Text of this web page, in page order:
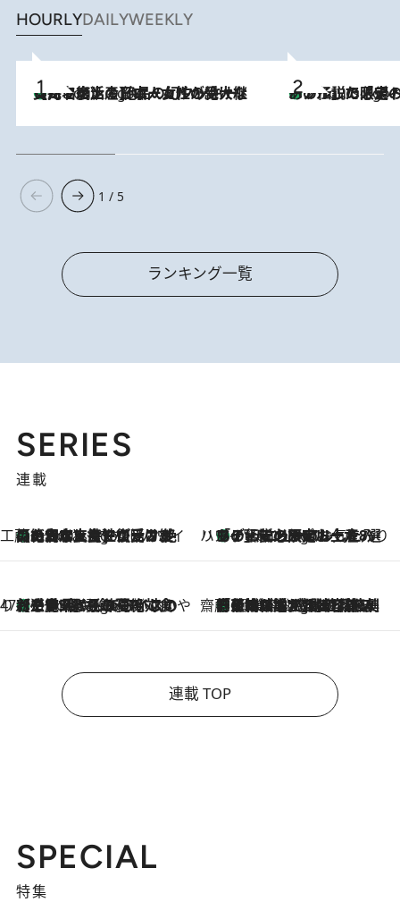
HOURLYDAILYWEEKLY
2 Hours Ago
【ハワイ土産】ローカルの絶大な支持で復活！ 絶品の幻クッキー《元ファンの日本人女性が受け継いだ名店》 2 Hours Ago
あの伝説の限定トートも！ リニューアルした「ディーン
1 / 5
ランキング一覧
SERIES
連載
工藤まやのおもてなしハワイ
2 Hours Ago
【ハワイ土産】ローカルの絶大な支持で復活！ 絶品の幻クッキー《元ファンの日本人女性が受け継いだ名店》 ハワイ賢者 リサのお気に入りリスト2 Hours Ago
あの伝説の限定トートも！ リニューアルした「ディーン＆デルーカ ハワイ」で必須のお土産8選
47都道府県の手みやげ ひんやりスイーツで夏を満喫
2 Hours Ago
【三重県】この夏絶対食べたい 冷やしておいしいおやつ3選 お餅×アイスの新感覚スイーツ 齋藤 薫 美容脳ルネサンス
2 Hours Ago
「荷物が増えるほど旅ストレスは増す」美容ジャーナリストがたどり着いた最終結論。“化粧品を劇的に減らす”感動の凝縮美容とは
連載 TOP
SPECIAL
特集